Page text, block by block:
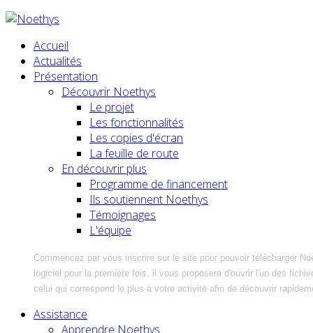
Accueil
Actualités
Présentation
Découvrir Noethys
Le projet
Les fonctionnalités
Les copies d'écran
La feuille de route
En découvrir plus
Programme de financement
Ils soutiennent Noethys
Témoignages
L'équipe
Commencez par vous inscrire sur le site pour pouvoir télécharger
logiciel pour la première fois, il vous proposera d'ouvrir l'un des
celui qui correspond le plus à votre activité afin de découvrir
Assistance
Apprendre Noethys